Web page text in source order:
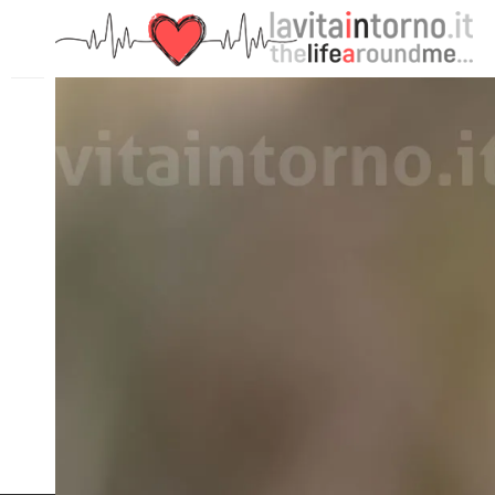
PRECEDENTE: CONFUSION OF ANNOUNCED SPRING